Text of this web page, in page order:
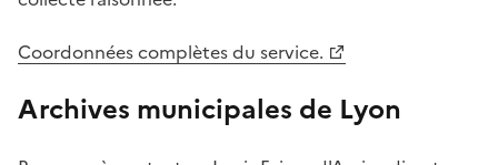
Coordonnées complètes du service.
Archives municipales de Lyon